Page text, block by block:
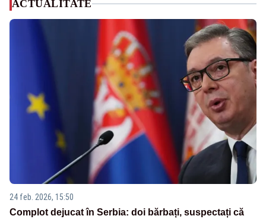
ACTUALITATE
24 feb. 2026, 15:50
Complot dejucat în Serbia: doi bărbați, suspectați că